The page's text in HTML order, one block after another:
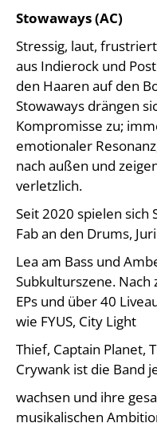
Stowaways (AC)
Stressig, laut,
aus Indierock und
den Haaren auf den
Stowaways drängen
Kompromisse zu;
emotionaler
nach außen und
verletzlich.
Seit 2020 spielen sich
Fab an den Drums,
Lea am Bass und
Subkulturszene.
EPs und über 40
wie FYUS, City Light
Thief, Captain Planet,
Crywank ist die Band
wachsen und ihre
musikalischen